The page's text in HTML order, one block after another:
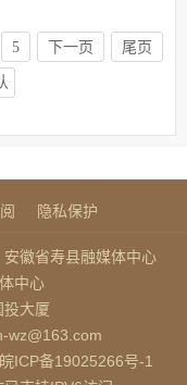
5 下一页 尾页
隐私保护
安徽省寿县融媒体中心
中心
大厦
wz@163.com
皖ICP备19025266号-1